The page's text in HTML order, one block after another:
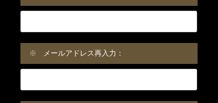
※ メールアドレス再入力：